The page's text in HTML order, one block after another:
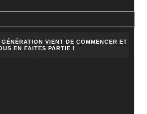
VIENT DE COMMENCER ET
EN FAITES PARTIE !